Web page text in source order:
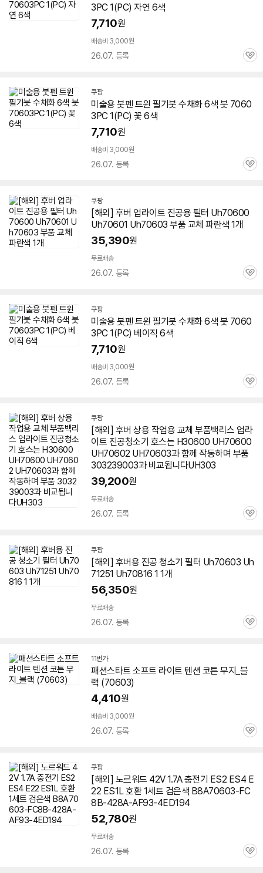
3PC 1(PC) 자연 6색
7,710원
배송비 3,000원
26.07. 등록
관
쿠팡
미술용 붓펜 트윈 필기붓 수채화 6색 붓 7060
3PC 1(PC) 꽃 6색
7,710원
배송비 3,000원
26.07. 등록
관
쿠팡
[해외] 후버 업라이트 진공용 필터 Uh70600
Uh70601 Uh70603 부품 교체 파란색 1개
35,390원
무료배송
26.07. 등록
관
쿠팡
미술용 붓펜 트윈 필기붓 수채화 6색 붓 7060
3PC 1(PC) 베이직 6색
7,710원
배송비 3,000원
26.07. 등록
관
쿠팡
[해외] 후버 상용 작업용 교체 부품백리스 업라
이트 진공청소기 호스는 H30600 UH70600
UH70602 UH70603과 함께 작동하며 부품
303239003과 비교됩니다UH303
39,200원
무료배송
26.07. 등록
관
쿠팡
[해외] 후버용 진공 청소기 필터 Uh70603 Uh
71251 Uh70816 1 1개
56,350원
무료배송
26.07. 등록
관
11번가
패션스타트 소프트 라이트 텐션 코튼 무지_블
랙 (70603)
4,410원
배송비 3,000원
26.07. 등록
관
쿠팡
[해외] 노르워드 42V 1.7A 충전기 ES2 ES4 E
22 ES1L 호환 1세트 검은색 B8A70603-FC
8B-428A-AF93-4ED194
52,780원
무료배송
26.07. 등록
관